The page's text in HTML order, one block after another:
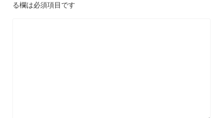
る欄は必須項目です